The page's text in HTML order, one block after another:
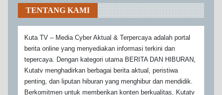
TENTANG KAMI
Kuta TV – Media Cyber Aktual & Terpercaya adalah portal
berita online yang menyediakan informasi terkini dan
tepercaya. Dengan kategori utama BERITA DAN HIBURAN,
Kutatv menghadirkan berbagai berita aktual, peristiwa
penting, dan liputan hiburan yang menghibur dan mendidik.
Berkomitmen untuk memberikan konten berkualitas, Kutatv